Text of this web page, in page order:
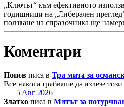
„Ключът“ към ефективното
годишници на „Либерален
ползване на справочника ще
Коментари
Попов писа в Три мита за
Все някога трябваше да излезе
5 Авг 2026
Златко писа в Митът за